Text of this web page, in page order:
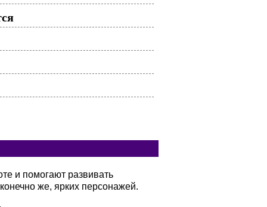
и помогают развивать
же, ярких персонажей.